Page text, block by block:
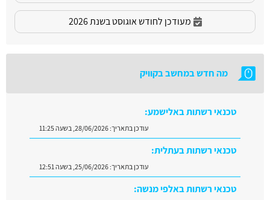
מעודכן לחודש אוגוסט בשנת 2026
מה חדש במחשב בקוויק
טכנאי רשתות באלישמע:
עודכן בתאריך:28/06/2026, בשעה 11:25
טכנאי רשתות בעתלית:
עודכן בתאריך:25/06/2026, בשעה 12:51
טכנאי רשתות באלפי מנשה: